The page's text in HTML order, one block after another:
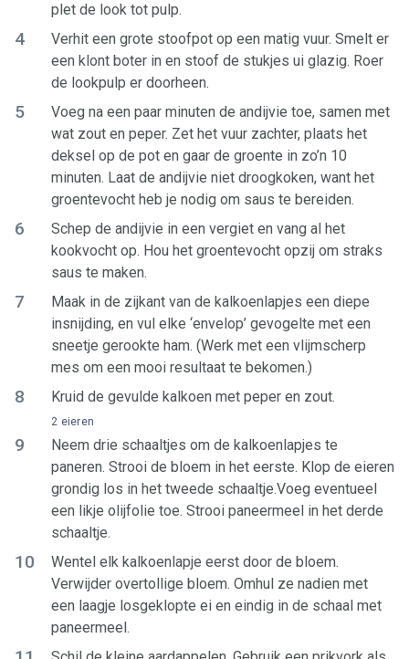
plet de look tot pulp.
4
Verhit een grote stoofpot op een matig vuur. Smelt er
een klont boter in en stoof de stukjes ui glazig. Roer
de lookpulp er doorheen.
5
Voeg na een paar minuten de andijvie toe, samen met
wat zout en peper. Zet het vuur zachter, plaats het
deksel op de pot en gaar de groente in zo’n 10
minuten. Laat de andijvie niet droogkoken, want het
groentevocht heb je nodig om saus te bereiden.
6
Schep de andijvie in een vergiet en vang al het
kookvocht op. Hou het groentevocht opzij om straks
saus te maken.
7
Maak in de zijkant van de kalkoenlapjes een diepe
insnijding, en vul elke ‘envelop’ gevogelte met een
sneetje gerookte ham. (Werk met een vlijmscherp
mes om een mooi resultaat te bekomen.)
8 Kruid de gevulde kalkoen met peper en zout.
9
Neem drie schaaltjes om de kalkoenlapjes te
paneren. Strooi de bloem in het eerste. Klop de eieren
grondig los in het tweede schaaltje.Voeg eventueel
een likje olijfolie toe. Strooi paneermeel in het derde
schaaltje.
2 eieren
10
Wentel elk kalkoenlapje eerst door de bloem.
Verwijder overtollige bloem. Omhul ze nadien met
een laagje losgeklopte ei en eindig in de schaal met
paneermeel.